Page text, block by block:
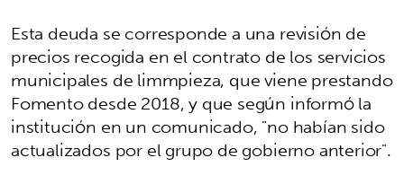
Esta deuda se corresponde a una revisión de
precios recogida en el contrato de los servicios
municipales de limmpieza, que viene prestando
Fomento desde 2018, y que según informó la
institución en un comunicado, "no habían sido
actualizados por el grupo de gobierno anterior".